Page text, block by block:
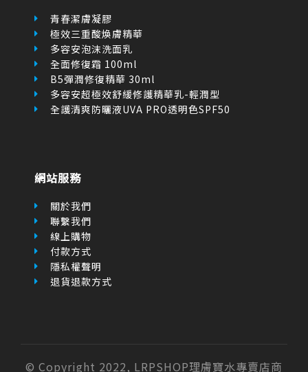
青春潔膚凝膠
極效三重酸煥膚精華
多容安泡沫洗面乳
全面修復霜 100ml
B5彈潤修復精華 30ml
多容安超極效舒緩修護精華乳-輕潤型
全護清爽防曬液UVA PRO透明色SPF50
網站服務
關於我們
聯繫我們
線上購物
付款方式
隱私權聲明
退貨退款方式
© Copyright 2022, LRPSHOP理膚寶水專賣店商